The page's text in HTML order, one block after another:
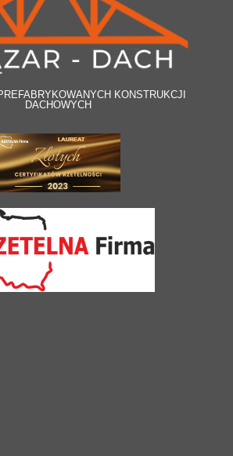
KONSTRUKCJI
DACHOWYCH